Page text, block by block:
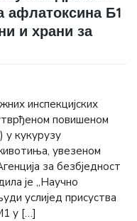
афлатоксина Б1
и храни за
инспекцијских
повишеном
кукурузу
увезеном
за безбједност
је „Научно
услијед присуства
у […]